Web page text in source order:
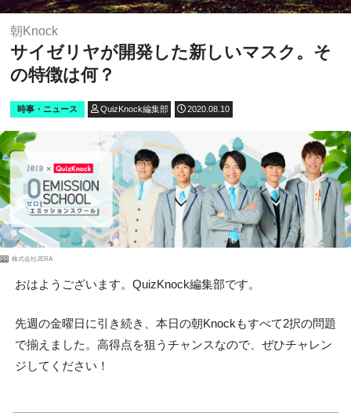
朝Knock
サイゼリヤが開発した新しいマスク。そ
の特徴は何？
時事・ニュース QuizKnock編集部 2020.08.10
PR 株式会社JERA
おはようございます。QuizKnock編集部です。
先週の金曜日に引き続き、本日の朝Knockもすべて2択の問題
で揃えました。高得点を狙うチャンスなので、ぜひチャレン
ジしてください！